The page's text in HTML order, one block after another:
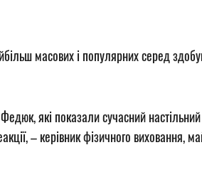
масових і популярних серед
які показали сучасний настільний
– керівник фізичного виховання,